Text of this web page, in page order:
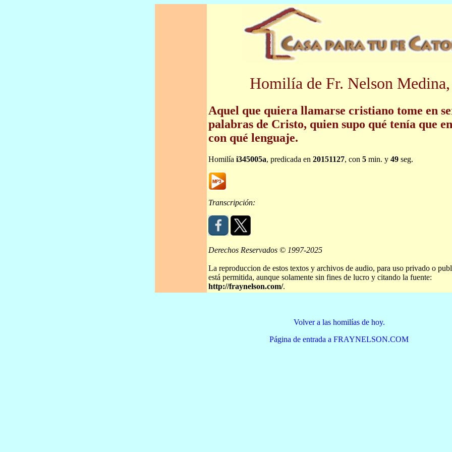
Homilía de Fr. Nelson Medina,
Aquel que quiera llamarse cristiano tome en
palabras de Cristo, quien supo qué tenía que
con qué lenguaje.
Homilía i345005a, predicada en 20151127, con 5 min. y 49 seg.
Transcripción:
Derechos Reservados © 1997-2025
La reproduccion de estos textos y archivos de audio, para uso privado o
está permitida, aunque solamente sin fines de lucro y citando la fuente:
http://fraynelson.com/.
Volver a las homilías de hoy.
Página de entrada a FRAYNELSON.COM